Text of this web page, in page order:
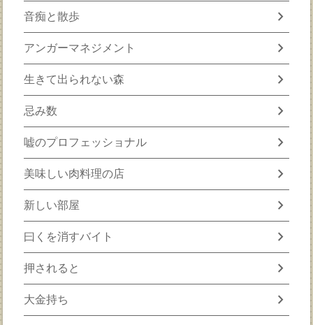
音痴と散歩 chevron_right
アンガーマネジメント chevron_right
生きて出られない森 chevron_right
忌み数 chevron_right
嘘のプロフェッショナル chevron_right
美味しい肉料理の店 chevron_right
新しい部屋 chevron_right
曰くを消すバイト chevron_right
押されると chevron_right
大金持ち chevron_right